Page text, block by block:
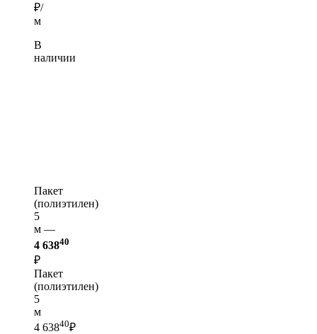
₽/
м
В
наличии
Пакет
(полиэтилен)
5
м —
4 63840
₽
Пакет
(полиэтилен)
5
м
4 63840₽